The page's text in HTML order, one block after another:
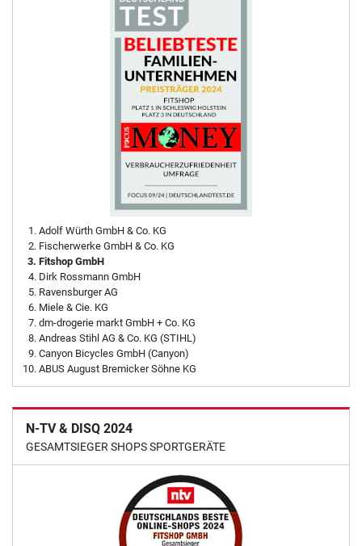
Adolf Würth GmbH & Co. KG
Fischerwerke GmbH & Co. KG
Fitshop GmbH
Dirk Rossmann GmbH
Ravensburger AG
Miele & Cie. KG
dm-drogerie markt GmbH + Co. KG
Andreas Stihl AG & Co. KG (STIHL)
Canyon Bicycles GmbH (Canyon)
ABUS August Bremicker Söhne KG
N-TV & DISQ 2024
GESAMTSIEGER SHOPS SPORTGERÄTE